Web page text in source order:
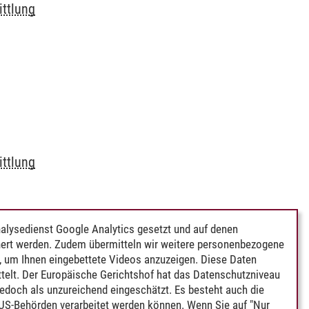
Google Analytics gesetzt und auf denen
werden. Zudem übermitteln wir weitere personenbezogene
Ihnen eingebettete Videos anzuzeigen. Diese Daten
Der Europäische Gerichtshof hat das Datenschutzniveau
als unzureichend eingeschätzt. Es besteht auch die
Behörden verarbeitet werden können. Wenn Sie auf "Nur